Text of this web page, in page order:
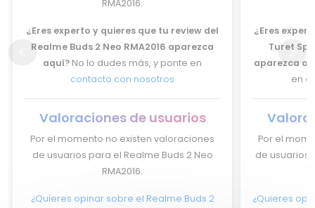
RMA2016.
¿Eres experto y quieres que tu review del
Realme Buds 2 Neo RMA2016 aparezca
aquí? No lo dudes más, y ponte en
contacto con nosotros
Valoraciones de usuarios
Por el momento no existen valoraciones
de usuarios para el Realme Buds 2 Neo
RMA2016.
¿Quieres opinar sobre el Realme Buds 2
¿Eres
Turet
aparezca
en
Por el
de usuarios
¿Quieres